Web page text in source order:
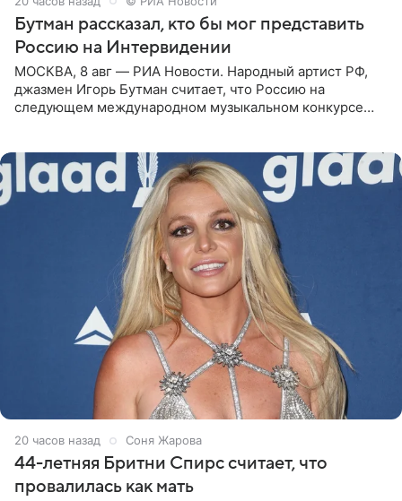
Бутман рассказал, кто бы мог представить
Россию на Интервидении
МОСКВА, 8 авг — РИА Новости. Народный артист РФ,
джазмен Игорь Бутман считает, что Россию на
следующем международном музыкальном конкурсе
20 часов назад Соня Жарова
44-летняя Бритни Спирс считает, что
провалилась как мать